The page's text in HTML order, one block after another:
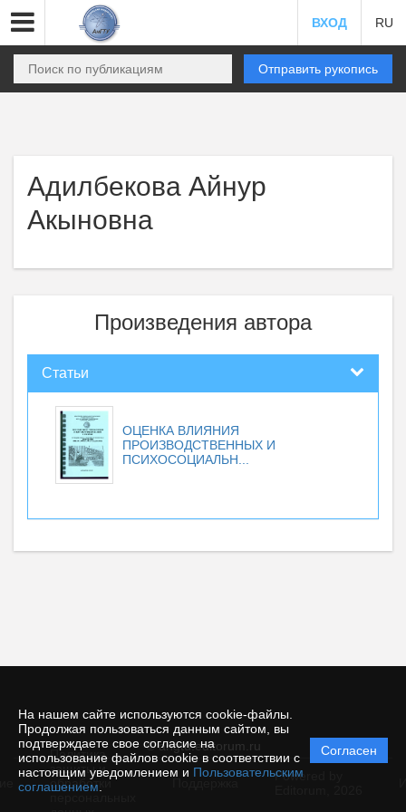
На нашем сайте используются cookie-файлы.
Продолжая пользоваться данным сайтом, вы
подтверждаете свое согласие на
использование файлов cookie в соответствии с
настоящим уведомлением и Пользовательским
соглашением
Согласен
ВХОД RU
Отправить рукопись
Адилбекова Айнур
Акыновна
Произведения автора
Статьи
ОЦЕНКА ВЛИЯНИЯ
ПРОИЗВОДСТВЕННЫХ И
ПСИХОСОЦИАЛЬН...
© angtu.editorum.ru
Политика
защиты и
обработки
Powered by